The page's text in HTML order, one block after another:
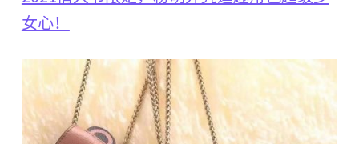
女心！